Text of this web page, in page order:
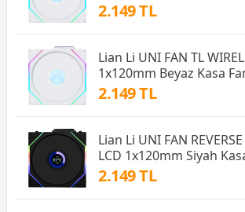
2.149 TL
Lian Li UNI FAN TL
1x120mm Beyaz Kasa
2.149 TL
Lian Li UNI FAN REVERSE
LCD 1x120mm Siyah
2.149 TL